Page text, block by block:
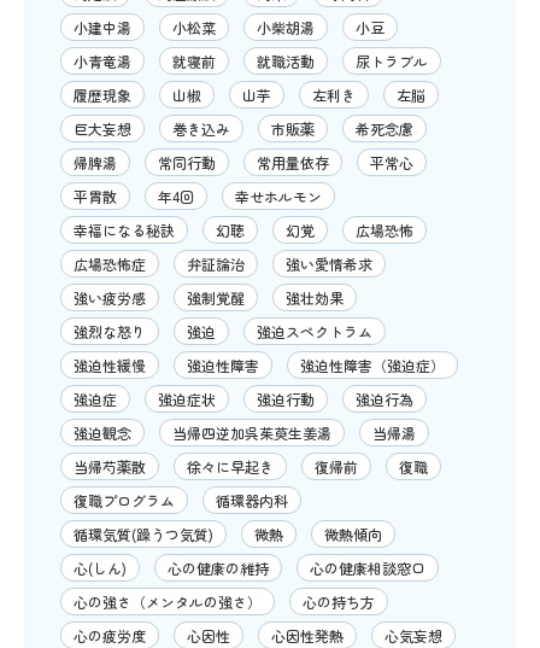
小建中湯
小松菜 小柴胡湯
小豆
小青竜湯
就寝前 就職活動
尿トラブル
履歴現象
山椒 山芋 左利き
左脳
巨大妄想
巻き込み 市販薬
希死念慮
帰脾湯
常同行動 常用量依存
平常心
平胃散
年4回
幸せホルモン
幸福になる秘訣
幻聴 幻覚
広場恐怖
広場恐怖症
弁証論治
強い愛情希求
強い疲労感
強制覚醒
強壮効果
強烈な怒り
強迫
強迫スペクトラム
強迫性緩慢
強迫性障害
強迫性障害（強迫症）
強迫症
強迫症状 強迫行動
強迫行為
強迫観念
当帰四逆加呉茱萸生姜湯
当帰湯
当帰芍薬散
徐々に早起き 復帰前
復職
復職プログラム
循環器内科
循環気質(躁うつ気質)
微熱
微熱傾向
心(しん)
心の健康の維持
心の健康相談窓口
心の強さ（メンタルの強さ）
心の持ち方
心の疲労度
心因性 心因性発熱
心気妄想